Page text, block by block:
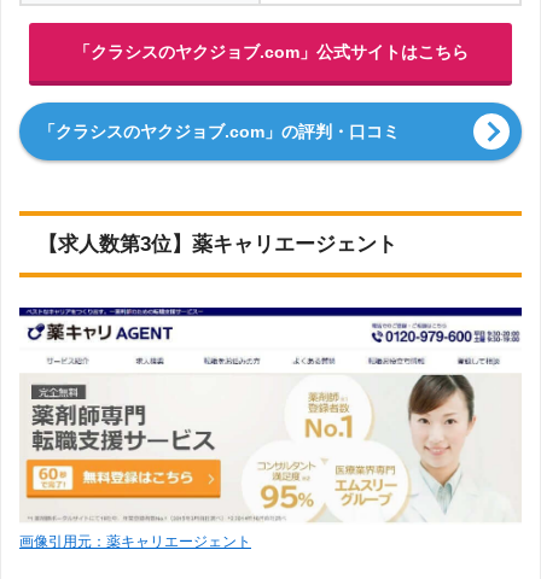
「クラシスのヤクジョブ.com」公式サイトはこちら
「クラシスのヤクジョブ.com」の評判・口コミ
【求人数第3位】薬キャリエージェント
画像引用元：薬キャリエージェント